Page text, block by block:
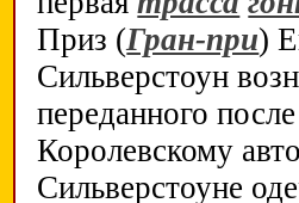
Приз (Гран-при)
Сильверстоун
переданного
Королевскому
Сильверстоуне